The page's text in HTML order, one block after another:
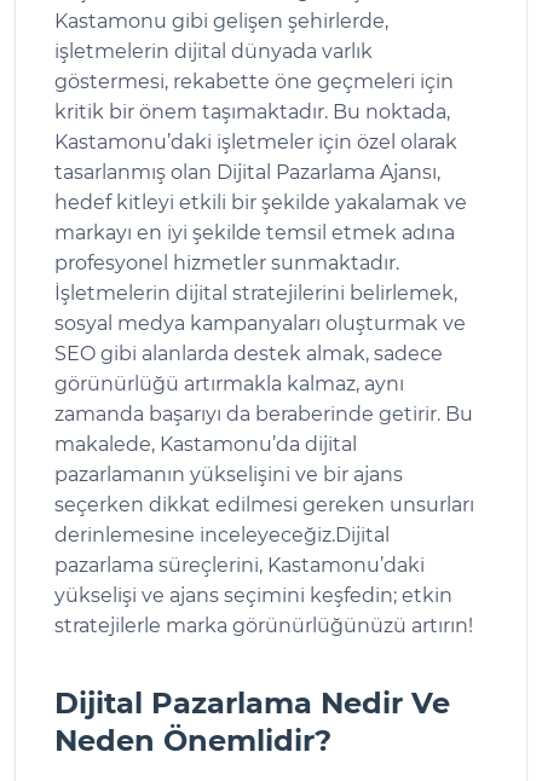
Kastamonu gibi gelişen şehirlerde,
işletmelerin dijital dünyada varlık
göstermesi, rekabette öne geçmeleri için
kritik bir önem taşımaktadır. Bu noktada,
Kastamonu’daki işletmeler için özel olarak
tasarlanmış olan Dijital Pazarlama Ajansı,
hedef kitleyi etkili bir şekilde yakalamak ve
markayı en iyi şekilde temsil etmek adına
profesyonel hizmetler sunmaktadır.
İşletmelerin dijital stratejilerini belirlemek,
sosyal medya kampanyaları oluşturmak ve
SEO gibi alanlarda destek almak, sadece
görünürlüğü artırmakla kalmaz, aynı
zamanda başarıyı da beraberinde getirir. Bu
makalede, Kastamonu’da dijital
pazarlamanın yükselişini ve bir ajans
seçerken dikkat edilmesi gereken unsurları
derinlemesine inceleyeceğiz.Dijital
pazarlama süreçlerini, Kastamonu’daki
yükselişi ve ajans seçimini keşfedin; etkin
stratejilerle marka görünürlüğünüzü artırın!
Dijital Pazarlama Nedir Ve
Neden Önemlidir?